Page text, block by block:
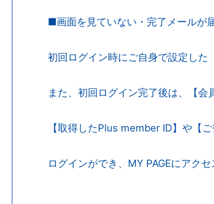
■画面を見ていない・完了メールが
初回ログイン時にご自身で設定した
また、初回ログイン完了後は、【会
【取得したPlus member ID】や【
ログインができ、MY PAGEにアク